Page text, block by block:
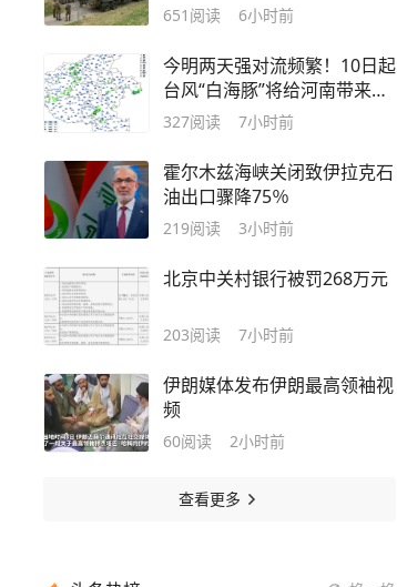
651 阅读 6小时前
今明两天强对流频繁！10日起
台风“白海豚”将给河南带来明
显风雨
327阅读 7小时前
霍尔木兹海峡关闭致伊拉克石
油出口骤降75％
219阅读 3小时前
北京中关村银行被罚268万元
203阅读 7小时前
伊朗媒体发布伊朗最高领袖视
频
60阅读 2小时前
查看更多